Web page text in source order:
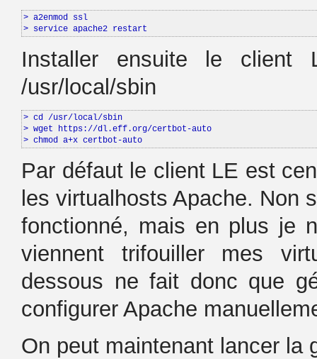
> a2enmod ssl
> service apache2 restart
Installer ensuite le client
/usr/local/sbin
> cd /usr/local/sbin
> wget https://dl.eff.org/certbot-auto
> chmod a+x certbot-auto
Par défaut le client LE est
les virtualhosts Apache. Non
fonctionné, mais en plus je
viennent trifouiller mes
dessous ne fait donc que
configurer Apache
On peut maintenant lancer la